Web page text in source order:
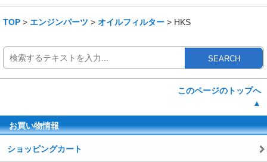
TOP > エンジンパーツ > オイルフィルター > HKS
SEARCH
このページのトップへ
▲
お買い物情報
ショッピングカート